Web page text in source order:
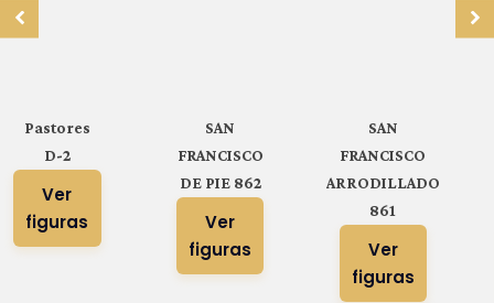
Pastores
D-2
Ver
figuras
SAN
FRANCISCO
DE PIE 862
Ver
figuras
SAN
FRANCISCO
ARRODILLADO
861
Ver
figuras